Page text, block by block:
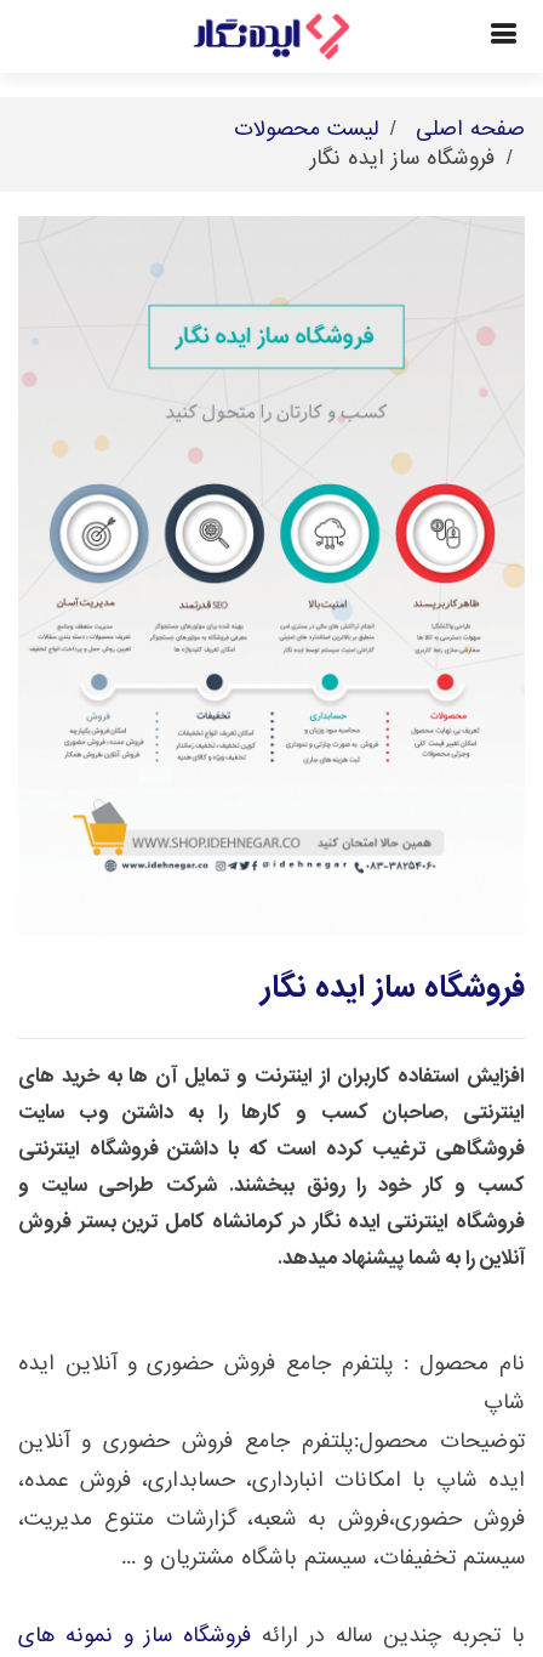
صفحه اصلی
لیست محصولات
فروشگاه ساز ایده نگار
فروشگاه ساز ایده نگار
افزایش استفاده کاربران از اینترنت و تمایل آن ها به خرید های
اینترنتی ,صاحبان کسب و کارها را به داشتن وب سایت
فروشگاهی ترغیب کرده است که با داشتن فروشگاه اینترنتی
کسب و کار خود را رونق ببخشند. شرکت طراحی سایت و
فروشگاه اینترنتی ایده نگار در کرمانشاه کامل ترین بستر فروش
آنلاین را به شما پیشنهاد میدهد.
نام محصول : پلتفرم جامع فروش حضوری و آنلاین ایده
شاپ
توضیحات محصول:پلتفرم جامع فروش حضوری و آنلاین
ایده شاپ با امکانات انبارداری، حسابداری، فروش عمده،
فروش حضوری،فروش به شعبه، گزارشات متنوع مدیریت،
سیستم تخفیفات، سیستم باشگاه مشتریان و ...
با تجربه چندین ساله در ارائهفروشگاه ساز و نمونه های